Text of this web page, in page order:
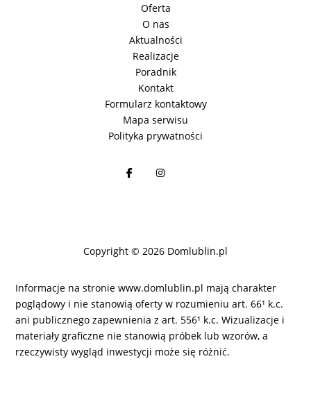
Oferta
O nas
Aktualności
Realizacje
Poradnik
Kontakt
Formularz kontaktowy
Mapa serwisu
Polityka prywatności
Copyright © 2026 Domlublin.pl
Informacje na stronie www.domlublin.pl mają charakter
poglądowy i nie stanowią oferty w rozumieniu art. 66¹ k.c.
ani publicznego zapewnienia z art. 556¹ k.c. Wizualizacje i
materiały graficzne nie stanowią próbek lub wzorów, a
rzeczywisty wygląd inwestycji może się różnić.